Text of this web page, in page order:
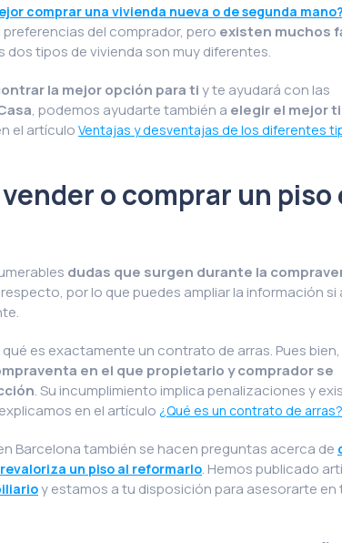
comprar una vivienda nueva o de segunda mano?
del comprador, pero existen muchos
dos tipos de vivienda son muy diferentes.
la mejor opción para tiy te ayudará con las
, podemos ayudarte también a elegir el mejor
el artículo Ventajas y desventajas de los diferentes
o comprar un piso
dudas que surgen durante la
por lo que puedes ampliar la información si
es exactamente un contrato de arras. Pues bien,
en el que propietario y comprador se
. Su incumplimiento implica penalizaciones y
en el artículo ¿Qué es un contrato de arras?
Barcelona también se hacen preguntas acerca de
un piso al reformarlo. Hemos publicado
y estamos a tu disposición para asesorarte en